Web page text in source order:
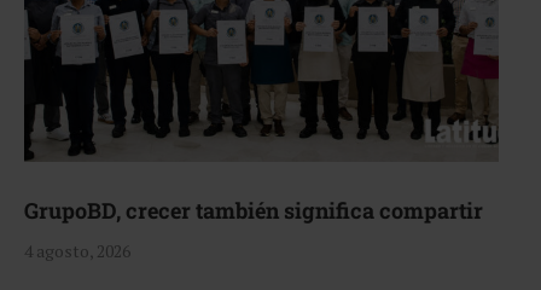
GrupoBD, crecer también significa compartir
4 agosto, 2026